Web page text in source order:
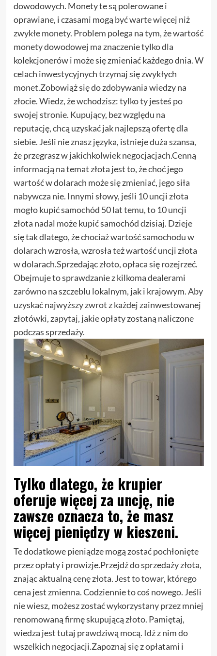
dowodowych. Monety te są polerowane i
oprawiane, i czasami mogą być warte więcej niż
zwykłe monety. Problem polega na tym, że wartość
monety dowodowej ma znaczenie tylko dla
kolekcjonerów i może się zmieniać każdego dnia. W
celach inwestycyjnych trzymaj się zwykłych
monet.Zobowiąż się do zdobywania wiedzy na
złocie. Wiedz, że wchodzisz: tylko ty jesteś po
swojej stronie. Kupujący, bez względu na
reputację, chcą uzyskać jak najlepszą ofertę dla
siebie. Jeśli nie znasz języka, istnieje duża szansa,
że ​​przegrasz w jakichkolwiek negocjacjach.Cenną
informacją na temat złota jest to, że choć jego
wartość w dolarach może się zmieniać, jego siła
nabywcza nie. Innymi słowy, jeśli 10 uncji złota
mogło kupić samochód 50 lat temu, to 10 uncji
złota nadal może kupić samochód dzisiaj. Dzieje
się tak dlatego, że chociaż wartość samochodu w
dolarach wzrosła, wzrosła też wartość uncji złota
w dolarach.Sprzedając złoto, opłaca się rozejrzeć.
Obejmuje to sprawdzanie z kilkoma dealerami
zarówno na szczeblu lokalnym, jak i krajowym. Aby
uzyskać najwyższy zwrot z każdej zainwestowanej
złotówki, zapytaj, jakie opłaty zostaną naliczone
podczas sprzedaży.
Tylko dlatego, że krupier
oferuje więcej za uncję, nie
zawsze oznacza to, że masz
więcej pieniędzy w kieszeni.
Te dodatkowe pieniądze mogą zostać pochłonięte
przez opłaty i prowizje.Przejdź do sprzedaży złota,
znając aktualną cenę złota. Jest to towar, którego
cena jest zmienna. Codziennie to coś nowego. Jeśli
nie wiesz, możesz zostać wykorzystany przez mniej
renomowaną firmę skupującą złoto. Pamiętaj,
wiedza jest tutaj prawdziwą mocą. Idź z nim do
wszelkich negocjacji.Zapoznaj się z opłatami i